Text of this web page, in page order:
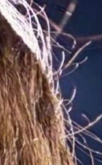
от
на